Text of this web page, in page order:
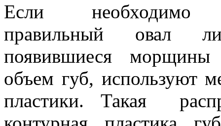
Если необходимо
правильный овал
появившиеся морщины
объем губ, используют
пластики. Такая